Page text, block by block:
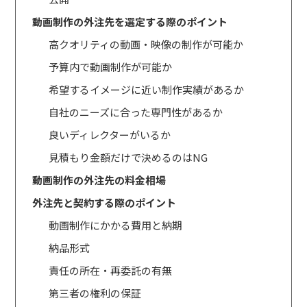
動画制作の外注先を選定する際のポイント
高クオリティの動画・映像の制作が可能か
予算内で動画制作が可能か
希望するイメージに近い制作実績があるか
自社のニーズに合った専門性があるか
良いディレクターがいるか
見積もり金額だけで決めるのはNG
動画制作の外注先の料金相場
外注先と契約する際のポイント
動画制作にかかる費用と納期
納品形式
責任の所在・再委託の有無
第三者の権利の保証